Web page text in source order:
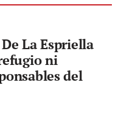
La Espriella
ni
del